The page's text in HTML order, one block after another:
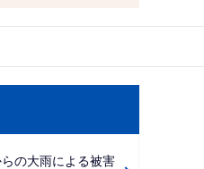
の大雨による被害